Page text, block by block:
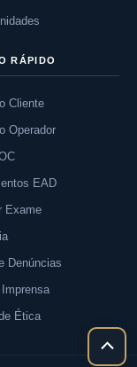
RÁPIDO
Cliente
Operador
EAD
Exame
Denúncias
Ética
Rolar